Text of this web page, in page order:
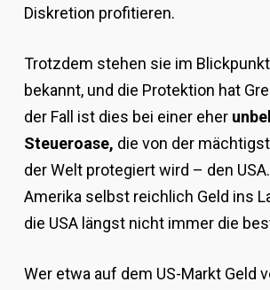
Diskretion profitieren.
Trotzdem stehen sie im
bekannt, und die Protektion hat
der Fall ist dies bei einer eher
Steueroase, die von der
der Welt protegiert wird – den
Amerika selbst reichlich Geld ins
die USA längst nicht immer die
Wer etwa auf dem US-Markt Geld